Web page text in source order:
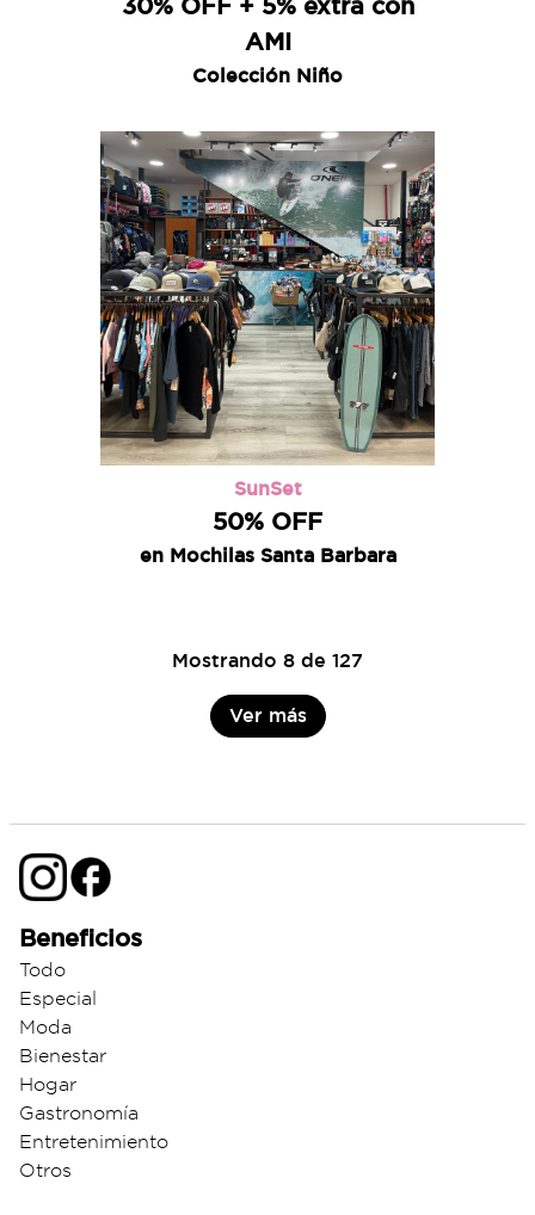
AMI
Colección Niño
SunSet
50% OFF
en Mochilas Santa Barbara
Mostrando 8 de 127
Beneficios
Todo
Especial
Moda
Bienestar
Hogar
Gastronomía
Entretenimiento
Otros